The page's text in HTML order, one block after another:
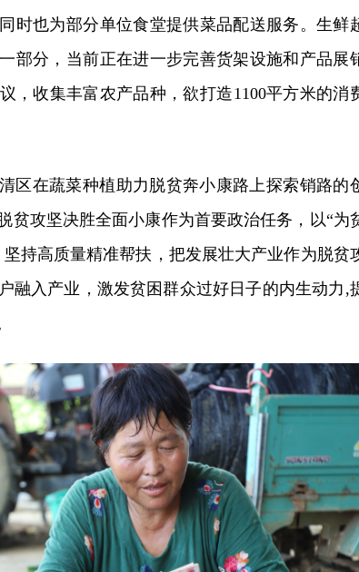
时也为部分单位食堂提供菜品配送服务。生鲜
部分，当前正在进一步完善货架设施和产品展
，收集丰富农产品种，欲打造1100平方米的消
区在蔬菜种植助力脱贫奔小康路上探索销路的
贫攻坚决胜全面小康作为首要政治任务，以“为
持高质量精准帮扶，把发展壮大产业作为脱贫
融入产业，激发贫困群众过好日子的内生动力,